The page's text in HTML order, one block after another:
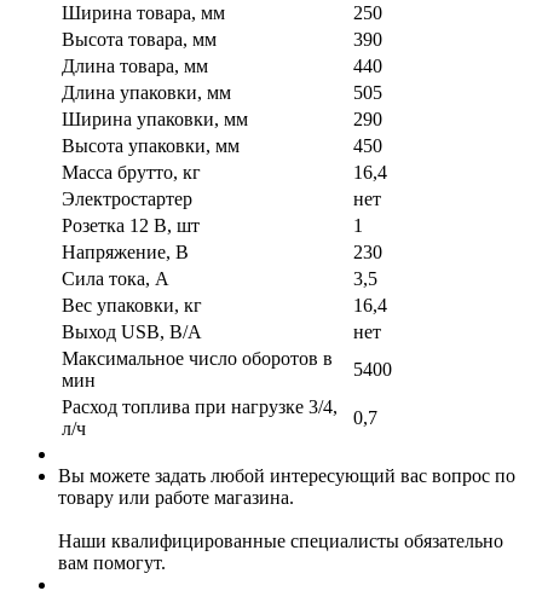
Ширина товара, мм
250
Высота товара, мм
390
Длина товара, мм
440
Длина упаковки, мм
505
Ширина упаковки, мм
290
Высота упаковки, мм
450
Масса брутто, кг
16,4
Электростартер
нет
Розетка 12 В, шт
1
Напряжение, В
230
Сила тока, А
3,5
Вес упаковки, кг
16,4
Выход USB, В/А
нет
Максимальное число оборотов в
мин
5400
Расход топлива при нагрузке 3/4,
л/ч
0,7
Вы можете задать любой интересующий вас вопрос по
товару или работе магазина.
Наши квалифицированные специалисты обязательно
вам помогут.